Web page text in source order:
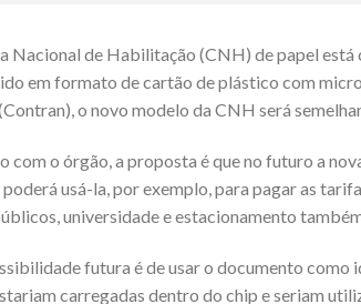
Nacional de Habilitação (CNH) de papel
em formato de cartão de plástico com
o novo modelo da CNH será
com o órgão, a proposta é que no futuro a
usá-la, por exemplo, para pagar as
universidade e estacionamento
futura é de usar o documento
carregadas dentro do chip e seriam